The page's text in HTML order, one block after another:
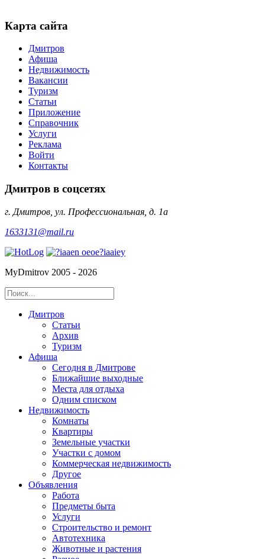
Карта сайта
Дмитров
Афиша
Недвижимость
Вакансии
Туризм
Статьи
Приложение
Справочник
Услуги
Реклама
Войти
Контакты
Дмитров в соцсетях
г. Дмитров, ул. Профессиональная, д. 1а
1633131@mail.ru
MyDmitrov 2005 - 2026
Дмитров
Статьи
Архив
Туризм
Афиша
Сегодня в Дмитрове
Ближайшие выходные
Места для отдыха
Одним списком
Недвижимость
Комнаты
Квартиры
Земельные участки
Участки с домом
Коммерческая недвижимость
Другое
Объявления
Работа
Предметы быта
Услуги
Строительство и ремонт
Автотехника
Животные и растения